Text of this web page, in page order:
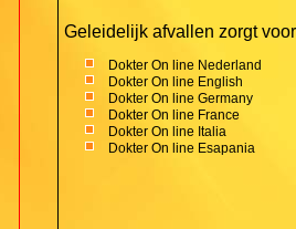
Geleidelijk afvallen zorgt
Dokter On line Nederland
Dokter On line English
Dokter On line Germany
Dokter On line France
Dokter On line Italia
Dokter On line Esapania